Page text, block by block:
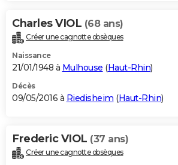
Charles VIOL (68 ans)
Créer une cagnotte obsèques
Naissance
21/01/1948 à Mulhouse (Haut-Rhin)
Décès
09/05/2016 à Riedisheim (Haut-Rhin)
Frederic VIOL (37 ans)
Créer une cagnotte obsèques